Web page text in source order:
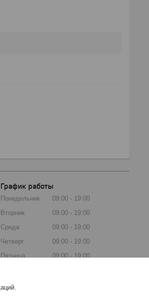
График работы
Понедельник 09:00
19:00
Вторник
09:00
19:00
Среда
09:00
19:00
Четверг
09:00
19:00
Пятница
09:00
19:00
Воскресенье